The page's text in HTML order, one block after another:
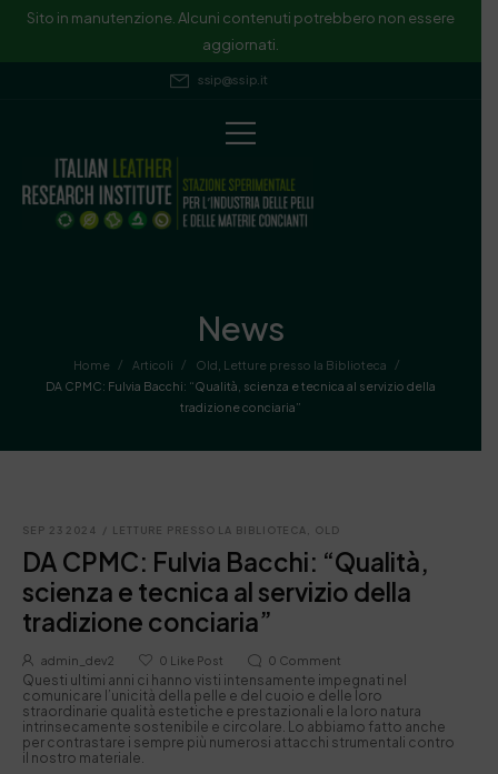
Sito in manutenzione. Alcuni contenuti potrebbero non essere
aggiornati.
ssip@ssip.it
News
Home / Articoli / Old Letture presso la Biblioteca
/
DA CPMC: Fulvia Bacchi: “Qualità, scienza e tecnica al servizio della
tradizione conciaria”
SEP 23 2024 / LETTURE PRESSO LA BIBLIOTECA, OLD
DA CPMC: Fulvia Bacchi: “Qualità,
scienza e tecnica al servizio della
tradizione conciaria”
admin_dev2 0 Like Post 0 Comment
Questi ultimi anni ci hanno visti intensamente impegnati nel
comunicare l’unicità della pelle e del cuoio e delle loro
straordinarie qualità estetiche e prestazionali e la loro natura
intrinsecamente sostenibile e circolare. Lo abbiamo fatto anche
per contrastare i sempre più numerosi attacchi strumentali contro
il nostro materiale.